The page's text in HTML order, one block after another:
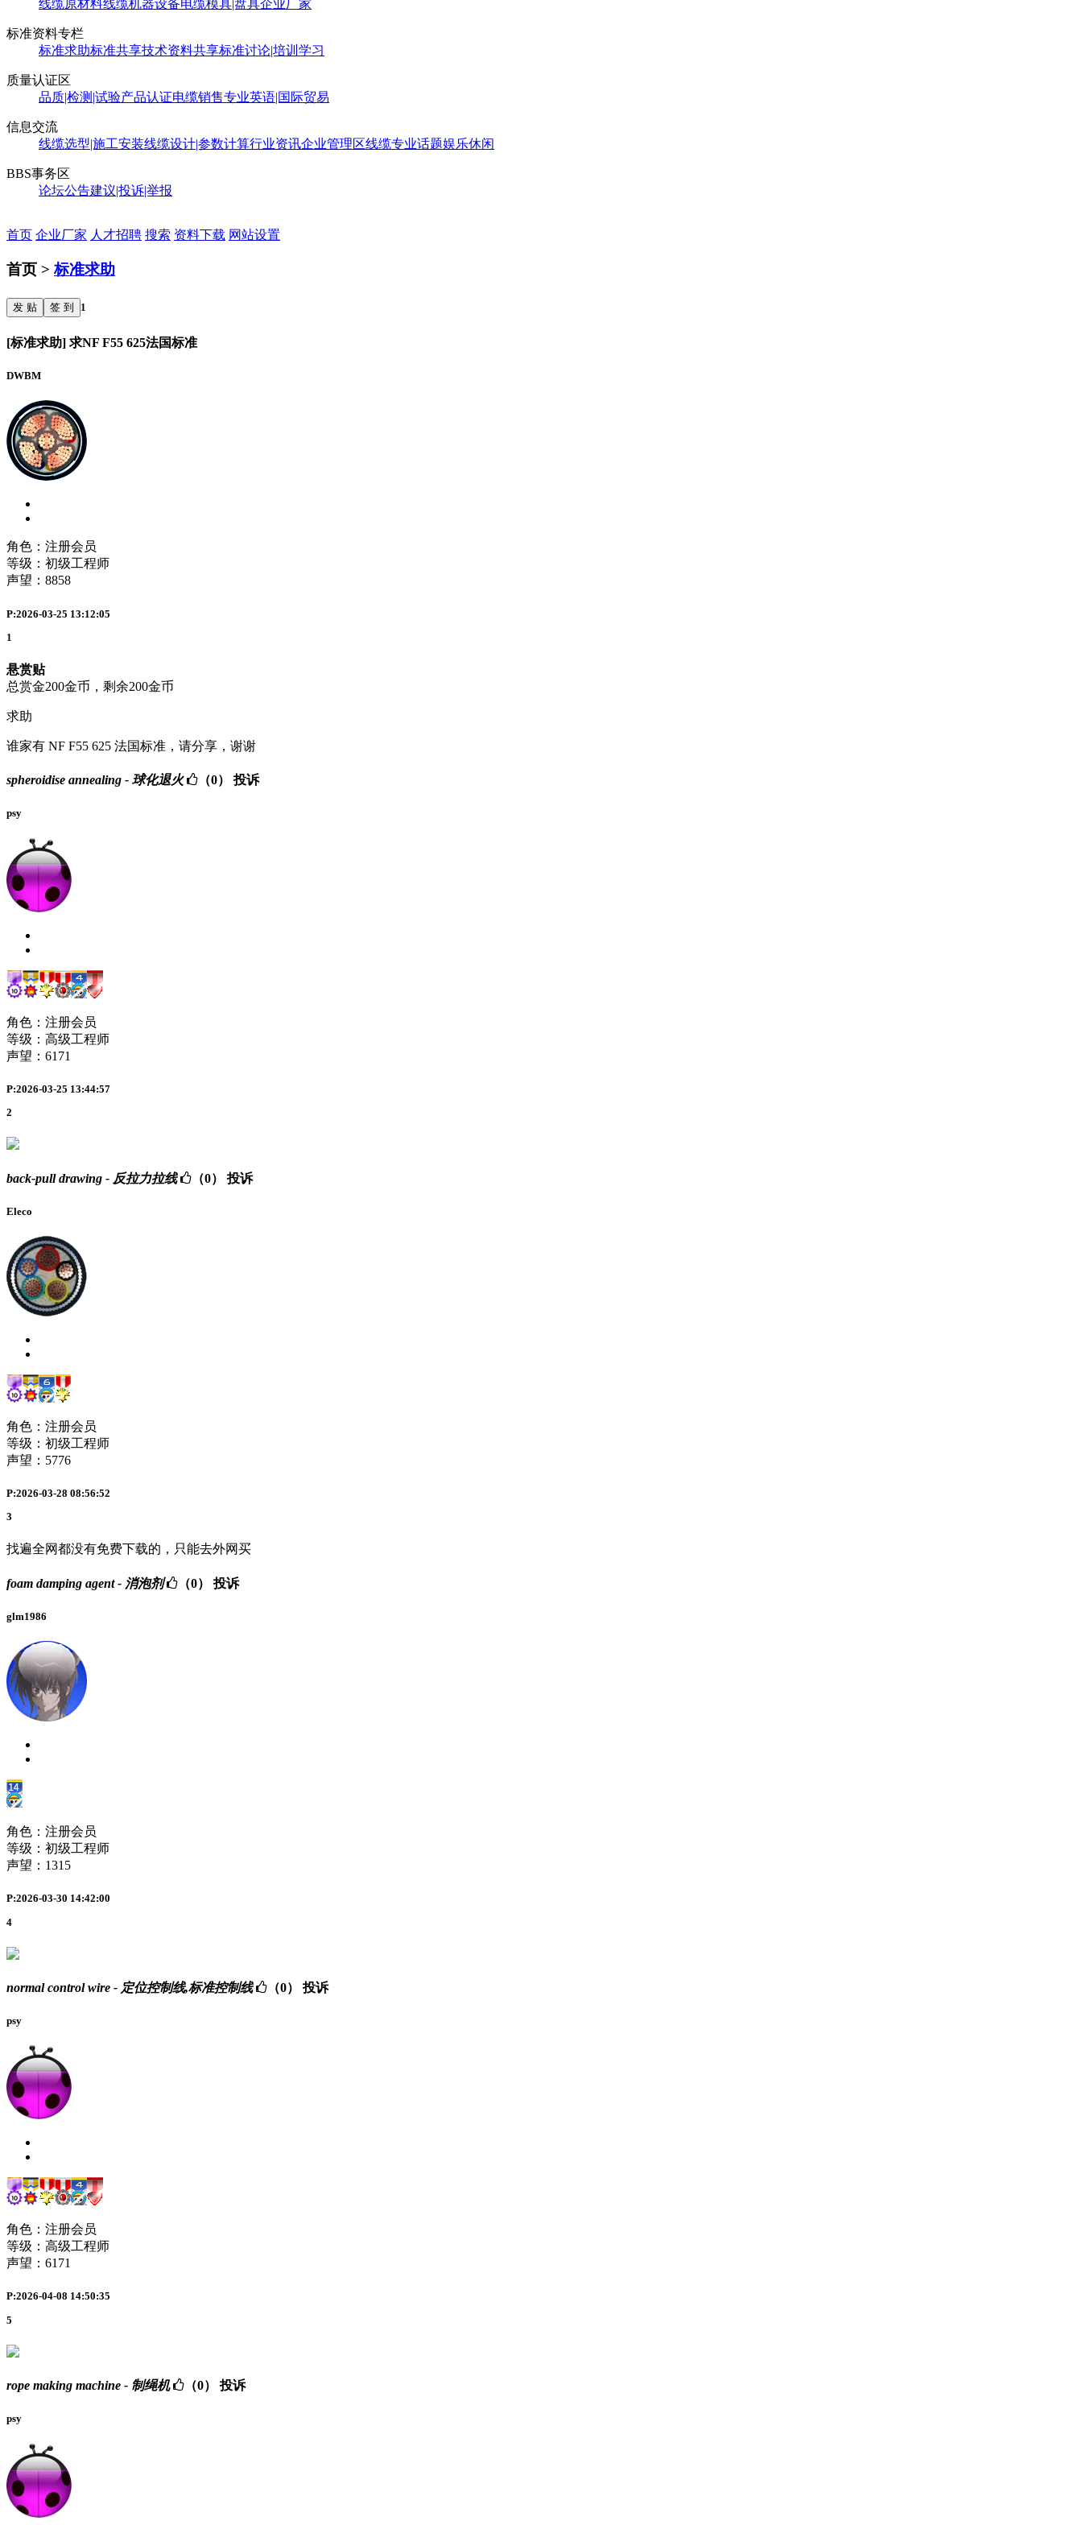
线缆原材料线缆机器设备电缆模具|盘具企业厂家
标准资料专栏
标准求助标准共享技术资料共享标准讨论|培训学习
质量认证区
品质|检测|试验产品认证电缆销售专业英语|国际贸易
信息交流
线缆选型|施工安装线缆设计|参数计算行业资讯企业管理区线缆专业话题娱乐休闲
BBS事务区
论坛公告建议|投诉|举报
首页 企业厂家 人才招聘 搜索 资料下载 网站设置
首页 >标准求助
发 贴 签 到 1
[标准求助] 求NF F55 625法国标准
DWBM
角色：注册会员
等级：初级工程师
声望： 8858
P:2026-03-25 13:12:05
1
悬赏贴
总赏金200金币，剩余200金币
求助
谁家有 NF F55 625 法国标准，请分享，谢谢
spheroidise annealing - 球化退火 （0） 投诉
psy
角色：注册会员
等级：高级工程师
声望： 6171
P:2026-03-25 13:44:57
2
back-pull drawing - 反拉力拉线 （0） 投诉
Eleco
角色：注册会员
等级：初级工程师
声望： 5776
P:2026-03-28 08:56:52
3
找遍全网都没有免费下载的，只能去外网买
foam damping agent - 消泡剂 （0） 投诉
glm1986
角色：注册会员
等级：初级工程师
声望： 1315
P:2026-03-30 14:42:00
4
normal control wire - 定位控制线,标准控制线 （0） 投诉
psy
角色：注册会员
等级：高级工程师
声望： 6171
P:2026-04-08 14:50:35
5
rope making machine - 制绳机 （0） 投诉
psy